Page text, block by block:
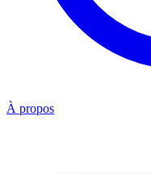
À propos